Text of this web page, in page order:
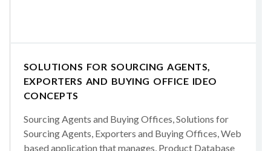
SOLUTIONS FOR SOURCING AGENTS,
EXPORTERS AND BUYING OFFICE IDEO
CONCEPTS
Sourcing Agents and Buying Offices, Solutions for
Sourcing Agents, Exporters and Buying Offices, Web
based application that manages, Product Database